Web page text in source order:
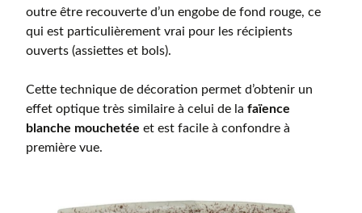
outre être recouverte d’un engobe de fond rouge, ce
qui est particulièrement vrai pour les récipients
ouverts (assiettes et bols).
Cette technique de décoration permet d’obtenir un
effet optique très similaire à celui de la faïence
blanche mouchetée et est facile à confondre à
première vue.